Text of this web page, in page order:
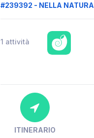
#239392 - NELLA NATURA
1 attività
ITINERARIO